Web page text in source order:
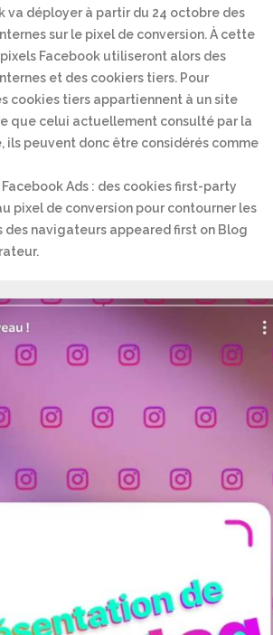
va déployer à partir du 24 octobre des
sur le pixel de conversion. À cette
Facebook utiliseront alors des
et des cookiers tiers. Pour
cookies tiers appartiennent à un site
que celui actuellement consulté par la
ils peuvent donc être considérés comme
Ads : des cookies first-party
pixel de conversion pour contourner les
des navigateurs appeared first on Blog